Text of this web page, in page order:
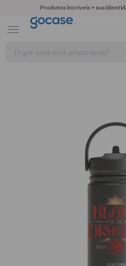
Produtos incríveis + sua